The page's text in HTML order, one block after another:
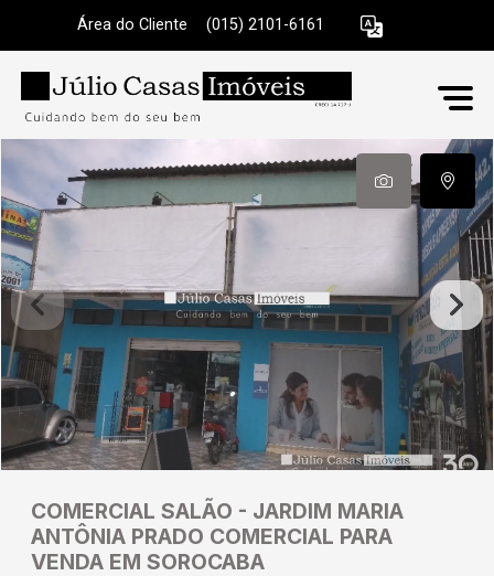
Área do Cliente (015) 2101-6161
COMERCIAL SALÃO - JARDIM MARIA
ANTÔNIA PRADO COMERCIAL PARA
VENDA EM SOROCABA